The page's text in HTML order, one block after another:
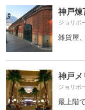
神戸
ジョリポ
雑貨屋
神戸
ジョリポ
最上階